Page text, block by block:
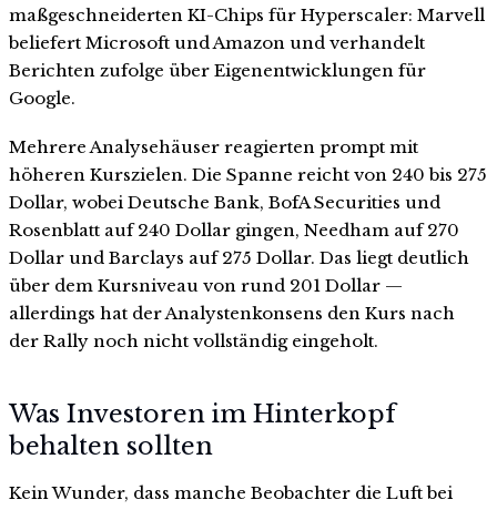
maßgeschneiderten KI-Chips für Hyperscaler: Marvell
beliefert Microsoft und Amazon und verhandelt
Berichten zufolge über Eigenentwicklungen für
Google.
Mehrere Analysehäuser reagierten prompt mit
höheren Kurszielen. Die Spanne reicht von 240 bis 275
Dollar, wobei Deutsche Bank, BofA Securities und
Rosenblatt auf 240 Dollar gingen, Needham auf 270
Dollar und Barclays auf 275 Dollar. Das liegt deutlich
über dem Kursniveau von rund 201 Dollar —
allerdings hat der Analystenkonsens den Kurs nach
der Rally noch nicht vollständig eingeholt.
Was Investoren im Hinterkopf
behalten sollten
Kein Wunder, dass manche Beobachter die Luft bei